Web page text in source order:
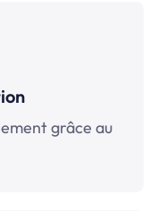
grâce au